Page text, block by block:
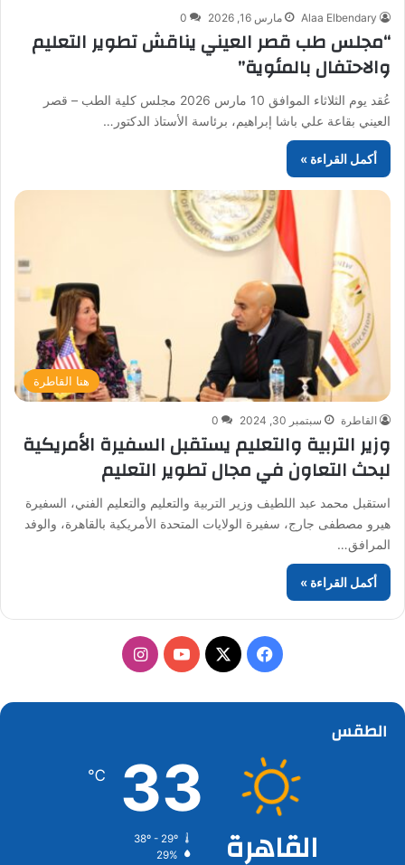
Alaa Elbendary مارس 16, 2026 0
“مجلس طب قصر العيني يناقش تطوير التعليم
والاحتفال بالمئوية”
عُقد يوم الثلاثاء الموافق 10 مارس 2026 مجلس كلية الطب – قصر
العيني بقاعة علي باشا إبراهيم، برئاسة الأستاذ الدكتور…
أكمل القراءة »
هنا القاطرة
القاطرة سبتمبر 30, 2024 0
وزير التربية والتعليم يستقبل السفيرة الأمريكية
لبحث التعاون في مجال تطوير التعليم
استقبل محمد عبد اللطيف وزير التربية والتعليم والتعليم الفني، السفيرة
هيرو مصطفى جارج، سفيرة الولايات المتحدة الأمريكية بالقاهرة، والوفد
المرافق…
أكمل القراءة »
فيسبوك
‫X
‫YouTubeانستقرام
الطقس
القاهرة
33
℃
38º - 29º
29%